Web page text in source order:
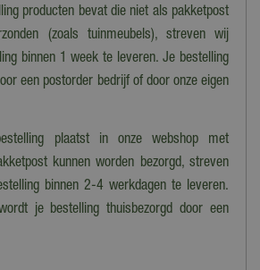
producten bevat die niet als pakketpost
(zoals tuinmeubels), streven wij
binnen 1 week te leveren. Je bestelling
een postorder bedrijf of door onze eigen
plaatst in onze webshop met
kunnen worden bezorgd, streven
binnen 2-4 werkdagen te leveren.
je bestelling thuisbezorgd door een